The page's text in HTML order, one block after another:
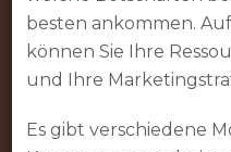
besten ankommen.
können Sie Ihre
und Ihre
Es gibt verschiedene